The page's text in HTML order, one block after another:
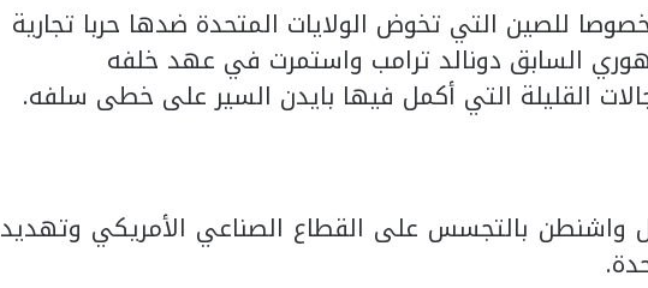
للصين التي تخوض الولايات المتحدة ضدها حربا تجارية
السابق دونالد ترامب واستمرت في عهد خلفه
القليلة التي أكمل فيها بايدن السير على خطى سلفه.
بالتجسس على القطاع الصناعي الأمريكي وتهديد